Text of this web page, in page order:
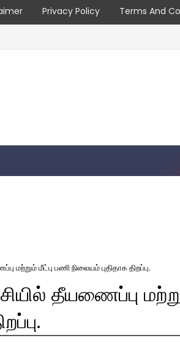
Privacy Policy Terms And
மற்றும் மீட்பு பணி நிலையம் புதிதாக திறப்பு.
தீயணைப்பு